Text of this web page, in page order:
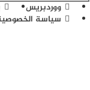
ووردبريس
سياسة